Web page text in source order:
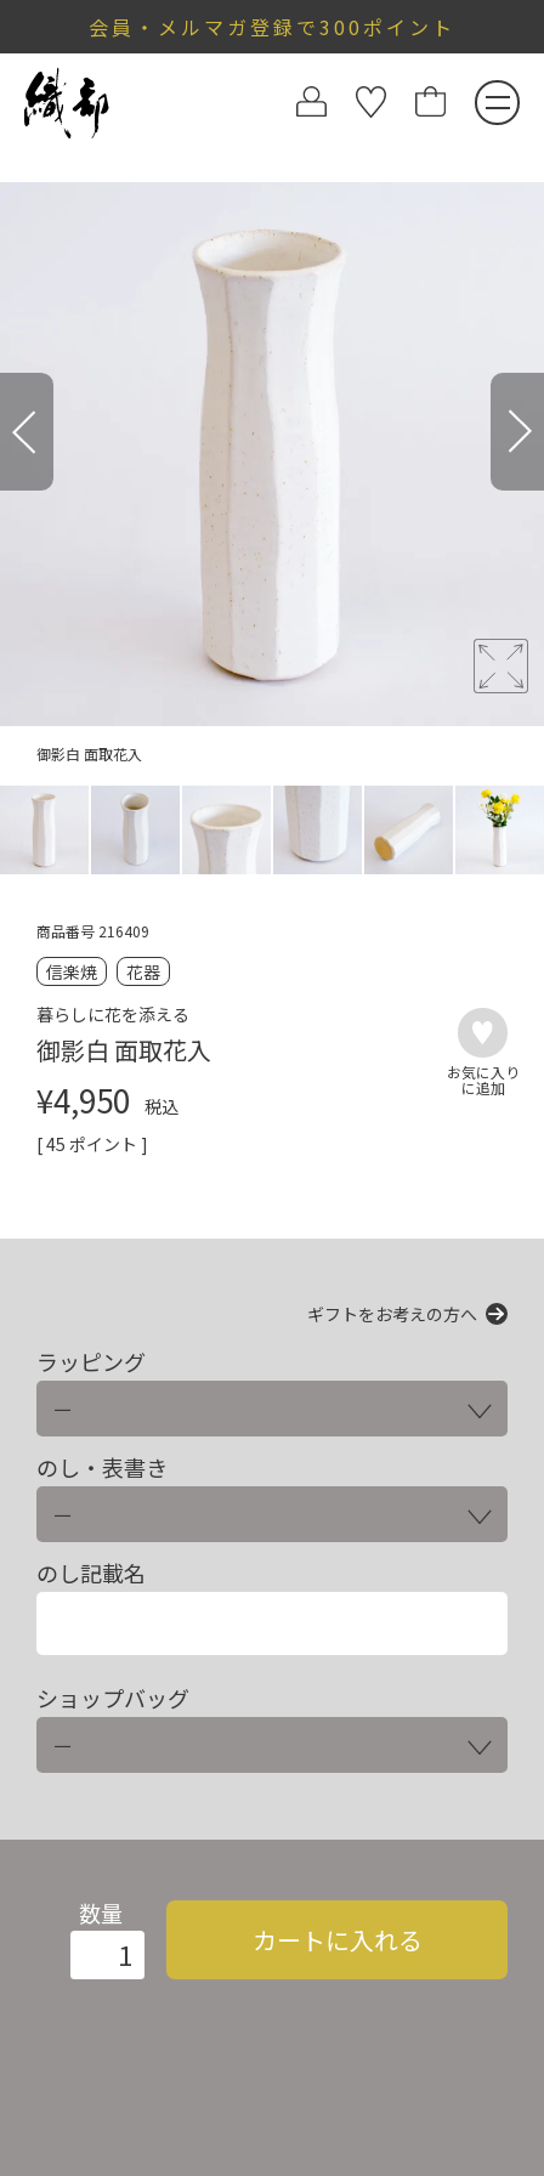
会員・メルマガ登録で300ポイント
御影白 面取花入
商品番号 216409
信楽焼
花器
暮らしに花を添える
御影白 面取花入
¥4,950
税込
[45 ポイント ]
ギフトをお考えの方へ
ラッピング
のし・表書き
のし記載名
ショップバッグ
数量
カートに入れる